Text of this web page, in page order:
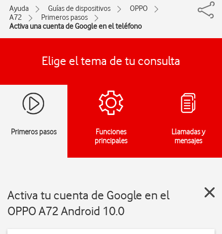
Ayuda Guías de dispositivos
OPPO
A72
Primeros pasos
Activa una cuenta de Google en el teléfono
Elige el tema de tu consulta
Primeros pasos
Funciones
principales
Llamadas y
mensajes
Activa tu cuenta de Google en el
OPPO A72 Android 10.0